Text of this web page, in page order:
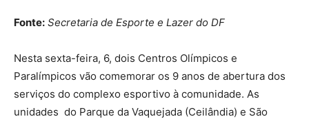
Fonte: Secretaria de Esporte e Lazer do DF
Nesta sexta-feira, 6, dois Centros Olímpicos e
Paralímpicos vão comemorar os 9 anos de abertura dos
serviços do complexo esportivo à comunidade. As
unidades do Parque da Vaquejada (Ceilândia) e São